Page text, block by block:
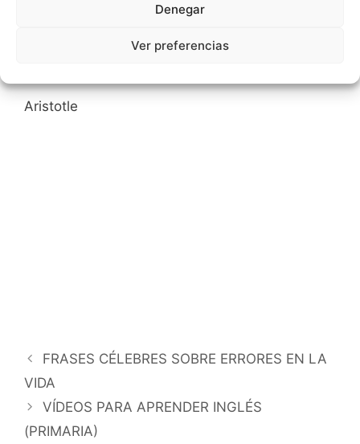
Denegar
Ver preferencias
Aristotle
Navegación
de
entradas
FRASES CÉLEBRES SOBRE ERRORES EN LA
VIDA
VÍDEOS PARA APRENDER INGLÉS
(PRIMARIA)